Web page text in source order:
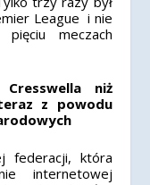
League i nie
meczach
niż
z powodu
federacji, która
internetowej